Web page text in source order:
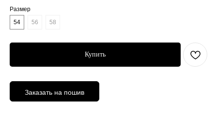
Размер
54
56 58
Купить
Заказать на пошив